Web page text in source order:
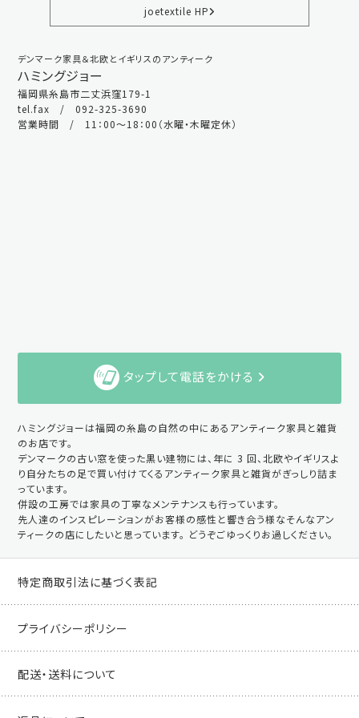
joetextile HP
デンマーク家具＆北欧とイギリスのアンティーク
ハミングジョー
福岡県糸島市二丈浜窪179-1
tel.fax / 092-325-3690
営業時間 / 11：00～18：00（水曜・木曜定休）
タップして電話をかける
ハミングジョーは福岡の糸島の自然の中にあるアンティーク家具と雑貨
のお店です。
デンマークの古い窓を使った黒い建物には、年に 3 回、北欧やイギリスよ
り自分たちの足で買い付けてくるアンティーク家具と雑貨がぎっしり詰ま
っています。
併設の工房では家具の丁寧なメンテナンスも行っています。
先人達のインスピレーションがお客様の感性と響き合う様なそんなアン
ティークの店にしたいと思っています。 どうぞごゆっくりお過しください。
特定商取引法に基づく表記
プライバシーポリシー
配送・送料について